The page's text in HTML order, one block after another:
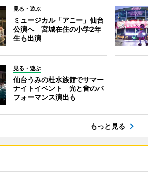
見る・遊ぶ
ミュージカル「アニー」仙台
公演へ 宮城在住の小学2年
生も出演
見る・遊ぶ
仙台うみの杜水族館でサマー
ナイトイベント 光と音のパ
フォーマンス演出も
もっと見る